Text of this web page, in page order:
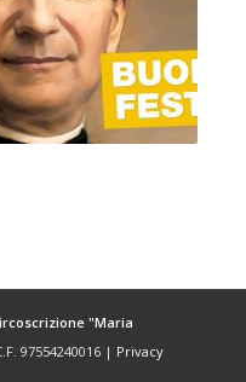
"Maria
97554240016 | Privacy